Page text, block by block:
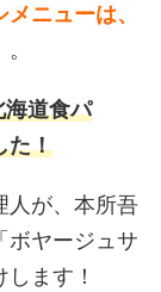
ニューは、
。
海道食パ
た！
人が、本所吾
ボヤージュサ
ます！